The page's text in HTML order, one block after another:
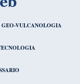
GEO-VULCANOLOGIA